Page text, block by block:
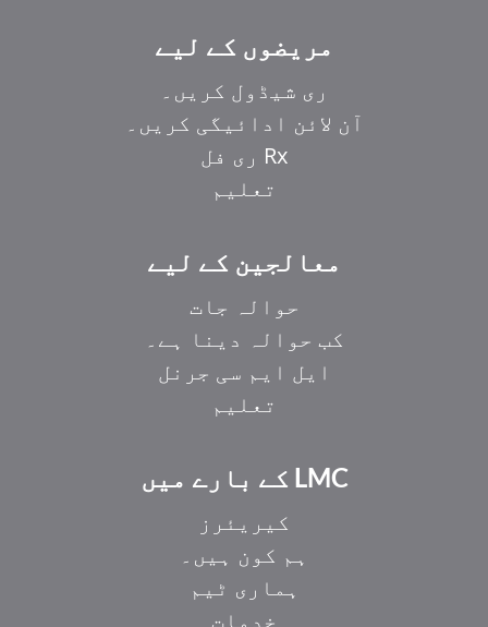
مریضوں کے لیے
ری شیڈول کریں۔
آن لائن ادائیگی کریں۔
Rx ری فل
تعلیم
معالجین کے لیے
حوالہ جات
کب حوالہ دینا ہے۔
ایل ایم سی جرنل
تعلیم
LMC کے بارے میں
کیریئرز
ہم کون ہیں۔
ہماری ٹیم
خدمات